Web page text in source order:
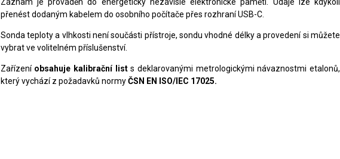
přenést dodaným kabelem do osobního počítače přes rozhraní USB-C.
Sonda teploty a vlhkosti není součásti přístroje, sondu vhodné délky a provedení si můžete
vybrat ve volitelném příslušenství.
Zařízení obsahuje kalibrační lists deklarovanými metrologickými návaznostmi etalonů,
který vychází z požadavků normyČSN EN ISO/IEC 17025.